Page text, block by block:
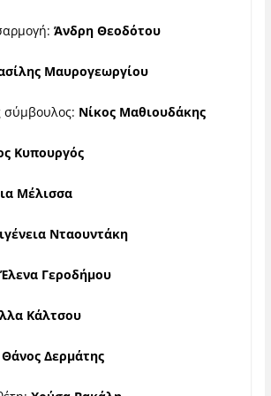
Άνδρη Θεοδότου
Μαυρογεωργίου
σύμβουλος: Νίκος Μαθιουδάκης
Κυπουργός
Μέλισσα
Νταουντάκη
Έλενα Γεροδήμου
Κάλτσου
Θάνος Δερμάτης